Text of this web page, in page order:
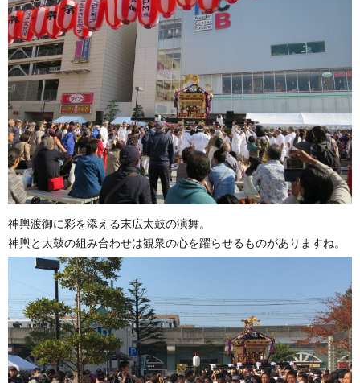
神輿渡御に彩を添える末広太鼓の演舞。
神輿と太鼓の組み合わせは観衆の心を躍らせるものがありますね。